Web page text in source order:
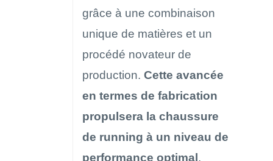
grâce à une combinaison
unique de matières et un
procédé novateur de
production. Cette avancée
en termes de fabrication
propulsera la chaussure
de running à un niveau de
performance optimal ,